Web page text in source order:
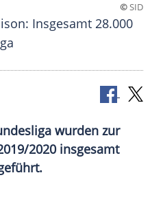
©SID
Insgesamt 28.000
wurden zur
2020 insgesamt